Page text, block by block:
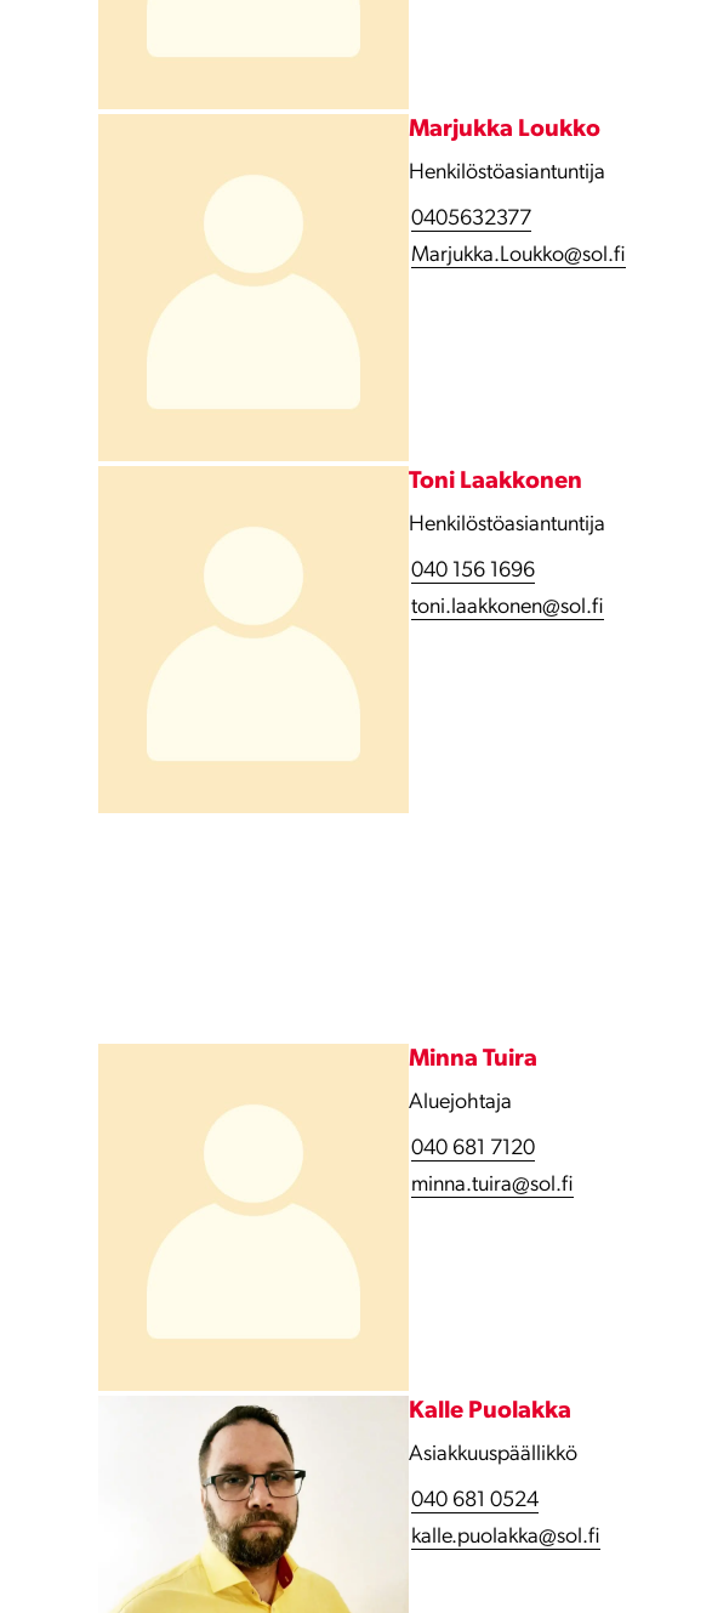
Marjukka Loukko
Henkilöstöasiantuntija
0405632377
Marjukka.Loukko@sol.fi
Toni Laakkonen
Henkilöstöasiantuntija
040 156 1696
toni.laakkonen@sol.fi
Minna Tuira
Aluejohtaja
040 681 7120
minna.tuira@sol.fi
Kalle Puolakka
Asiakkuuspäällikkö
040 681 0524
kalle.puolakka@sol.fi